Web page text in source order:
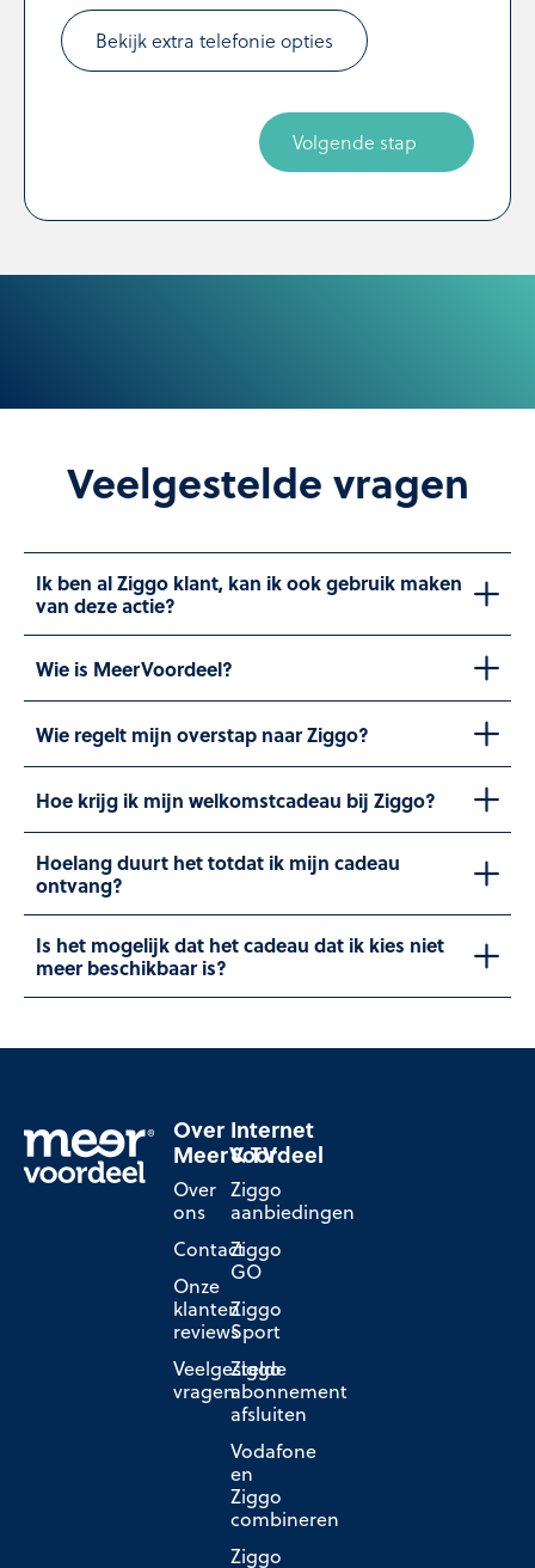
Bekijk extra telefonie opties
Volgende stap
Veelgestelde vragen
Ik ben al Ziggo klant, kan ik ook gebruik maken
van deze actie?
Wie is MeerVoordeel?
Wie regelt mijn overstap naar Ziggo?
Hoe krijg ik mijn welkomstcadeau bij Ziggo?
Hoelang duurt het totdat ik mijn cadeau
ontvang?
Is het mogelijk dat het cadeau dat ik kies niet
meer beschikbaar is?
Over
MeerVoordeel
Over
ons
Contact
Onze
klanten
reviews
Veelgestelde
vragen
Internet
& TV
Ziggo
aanbiedingen
Ziggo
GO
Ziggo
Sport
Ziggo
abonnement
afsluiten
Vodafone
en
Ziggo
combineren
Ziggo